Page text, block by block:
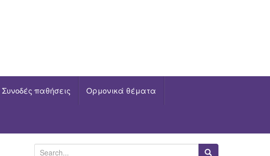
Συνοδές παθήσεις Ορμονικά θέματα